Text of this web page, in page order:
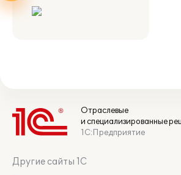
Отраслевые
и специализированные
1С:Предприятие
Другие сайты 1С